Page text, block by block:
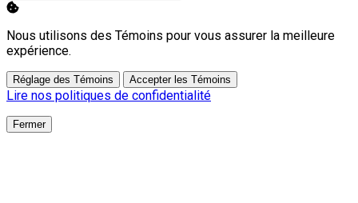
Nous utilisons des Témoins pour vous assurer la meilleure
expérience.
Réglage des Témoins Accepter les Témoins
Lire nos politiques de confidentialité
Fermer